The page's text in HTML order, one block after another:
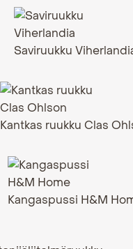
Saviruukku
Kantkas ruukku Clas
Kangaspussi H&M